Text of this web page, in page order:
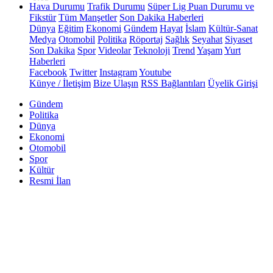
Hava Durumu Trafik Durumu Süper Lig Puan Durumu ve
Fikstür Tüm Manşetler Son Dakika Haberleri
Dünya Eğitim Ekonomi Gündem Hayat İslam Kültür-Sanat
Medya Otomobil Politika Röportaj Sağlık Seyahat Siyaset
Son Dakika Spor Videolar Teknoloji Trend YaşamYurt
Haberleri
Facebook Twitter InstagramYoutube
Künye / İletişim Bize Ulaşın RSS Bağlantıları Üyelik Girişi
Gündem
Politika
Dünya
Ekonomi
Otomobil
Spor
Kültür
Resmi İlan